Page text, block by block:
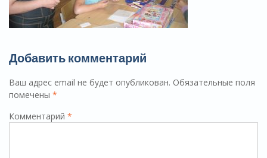
Добавить комментарий
Ваш адрес email не будет опубликован. Обязательные поля
помечены *
Комментарий *